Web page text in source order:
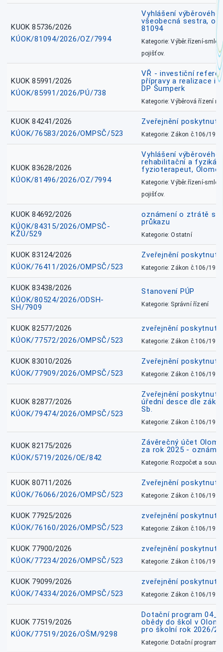
KUOK 85736/2026
KÚOK/81094/2026/OZ/7994
Vyhlášení
všeobecná sestra,
81094
Kategorie: Výběr.řízení-
pojišťov.
KUOK 85991/2026
KÚOK/85991/2026/PÚ/738
VŘ - investiční
přípravy a realizace
DP Šumperk
Kategorie: Výběrová řízení
KUOK 84241/2026
KÚOK/76583/2026/OMPSČ/523
Zveřejnění
Kategorie: Zákon č.106/1999
KUOK 83628/2026
KÚOK/81496/2026/OZ/7994
Vyhlášení
rehabilitační a
fyzioterapeut,
Kategorie: Výběr.řízení-
pojišťov.
KUOK 84692/2026
KÚOK/84315/2026/OMPSČ-
KŽÚ/529
oznámení o ztrátě
průkazu
Kategorie: Ostatní
KUOK 83124/2026
KÚOK/76411/2026/OMPSČ/523
Zveřejnění
Kategorie: Zákon č.106/1999
KUOK 83438/2026
KÚOK/80524/2026/ODSH-
SH/7909
Stanovení PÚP
Kategorie: Správní řízení
KUOK 82577/2026
KÚOK/77572/2026/OMPSČ/523
zveřejnění
Kategorie: Zákon č.106/1999
KUOK 83010/2026
KÚOK/77909/2026/OMPSČ/523
Zveřejnění
Kategorie: Zákon č.106/1999
KUOK 82877/2026
KÚOK/79474/2026/OMPSČ/523
Zveřejnění
úřední desce dle
Sb.
Kategorie: Zákon č.106/1999
KUOK 82175/2026
KÚOK/5719/2026/OE/842
Závěrečný účet
za rok 2025 -
Kategorie: Rozpočet a
KUOK 80711/2026
KÚOK/76066/2026/OMPSČ/523
Zveřejnění
Kategorie: Zákon č.106/1999
KUOK 77925/2026
KÚOK/76160/2026/OMPSČ/523
zveřejnění
Kategorie: Zákon č.106/1999
KUOK 77900/2026
KÚOK/77234/2026/OMPSČ/523
zveřejnění
Kategorie: Zákon č.106/1999
KUOK 79099/2026
KÚOK/74334/2026/OMPSČ/523
zveřejnění
Kategorie: Zákon č.106/1999
KUOK 77519/2026
KÚOK/77519/2026/OŠM/9298
Dotační program
obědy do škol v
pro školní rok 2026/
Kategorie: Dotační